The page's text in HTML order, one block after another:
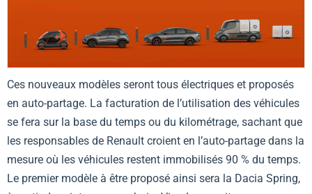
Ces nouveaux modèles seront tous électriques et proposés
en auto-partage. La facturation de l’utilisation des véhicules
se fera sur la base du temps ou du kilométrage, sachant que
les responsables de Renault croient en l’auto-partage dans la
mesure où les véhicules restent immobilisés 90 % du temps.
Le premier modèle à être proposé ainsi sera la Dacia Spring,